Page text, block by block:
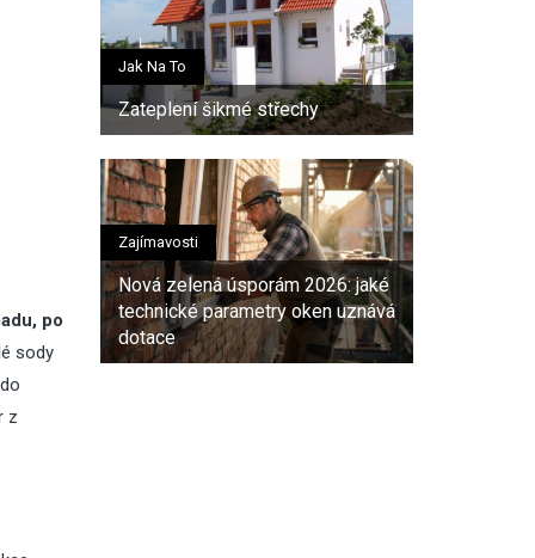
po
sody
z
Jak Na To
Zateplení šikmé střechy
Zajímavosti
Nová zelená úsporám 2026: jaké
technické parametry oken uznává
dotace